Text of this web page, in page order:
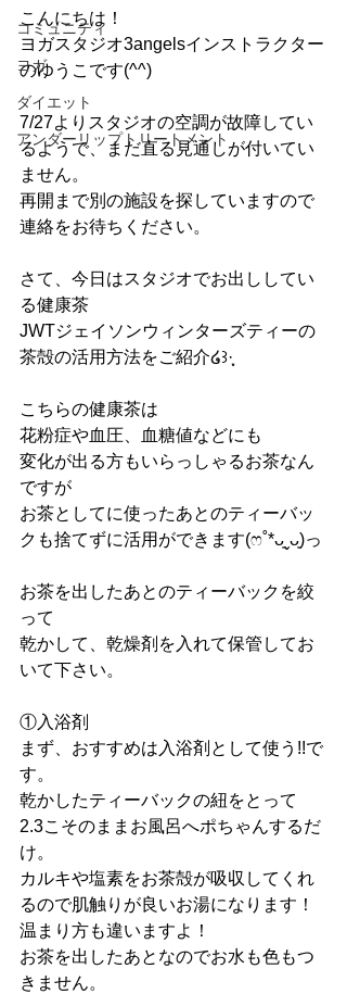
コミュニティ
ヨガ
ダイエット
アンダーリップトリートメント
こんにちは！
ヨガスタジオ3angelsインストラクター
のゆうこです(^^)
7/27よりスタジオの空調が故障してい
るようで、まだ直る見通しが付いてい
ません。
再開まで別の施設を探していますので
連絡をお待ちください。
さて、今日はスタジオでお出ししてい
る健康茶
JWTジェイソンウィンターズティーの
茶殻の活用方法をご紹介໒꒱·̩͙
こちらの健康茶は
花粉症や血圧、血糖値などにも
変化が出る方もいらっしゃるお茶なん
ですが
お茶としてに使ったあとのティーバッ
クも捨てずに活用ができます(ෆ˚*ᴗ͈ˬᴗ͈)っ
お茶を出したあとのティーバックを絞
って
乾かして、乾燥剤を入れて保管してお
いて下さい。
①入浴剤
まず、おすすめは入浴剤として使う!!で
す。
乾かしたティーバックの紐をとって
2.3こそのままお風呂へポちゃんするだ
け。
カルキや塩素をお茶殻が吸収してくれ
るので肌触りが良いお湯になります！
温まり方も違いますよ！
お茶を出したあとなのでお水も色もつ
きません。